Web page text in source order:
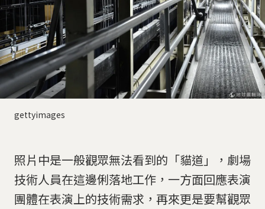
gettyimages
照片中是一般觀眾無法看到的「貓道」，劇場
技術人員在這邊俐落地工作，一方面回應表演
團體在表演上的技術需求，再來更是要幫觀眾